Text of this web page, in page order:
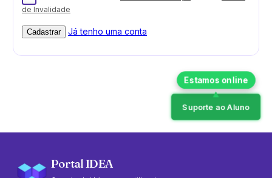
de Invalidade
Cadastrar Já tenho uma conta
Suporte ao Aluno
Portal IDEA